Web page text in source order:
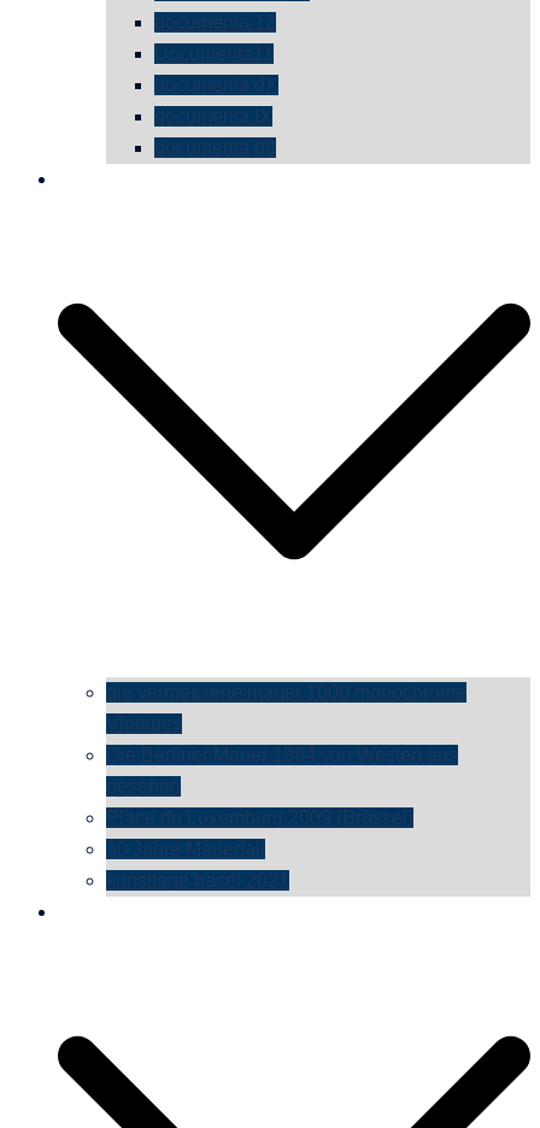
documenta 12
Documenta11
documenta dX
documenta IX
documenta d8
die vermessene mauer 1000 monochrome
Vintages
Die Berliner Mauer 1984 von Westen aus
gesehen
Place du Luxemburg 2009 (Brüssel)
30 Jahre Mauerfall
kunsttage basel 2021